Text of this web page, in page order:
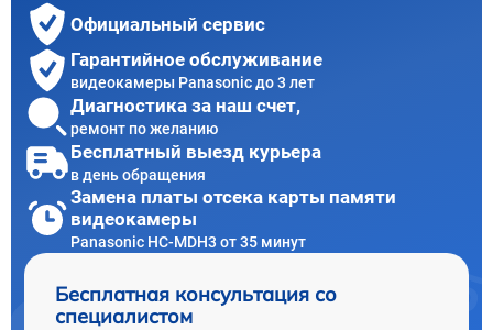
Официальный сервис
Гарантийное обслуживание
видеокамеры Panasonic до 3 лет
Диагностика за наш счет,
ремонт по желанию
Бесплатный выезд курьера
в день обращения
Замена платы отсека карты памяти
видеокамеры
Panasonic HC-MDH3 от 35 минут
Бесплатная консультация со
специалистом